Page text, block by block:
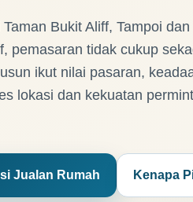
Bukit Aliff, Tampoi
pemasaran tidak cukup
ikut nilai pasaran,
lokasi dan kekuatan
Jualan Rumah Kenapa